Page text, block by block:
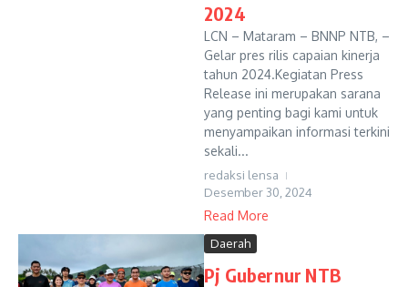
2024
LCN – Mataram – BNNP NTB, –
Gelar pres rilis capaian kinerja
tahun 2024.Kegiatan Press
Release ini merupakan sarana
yang penting bagi kami untuk
menyampaikan informasi terkini
sekali...
redaksi lensa
Desember 30, 2024
Read More
Daerah
Pj Gubernur NTB